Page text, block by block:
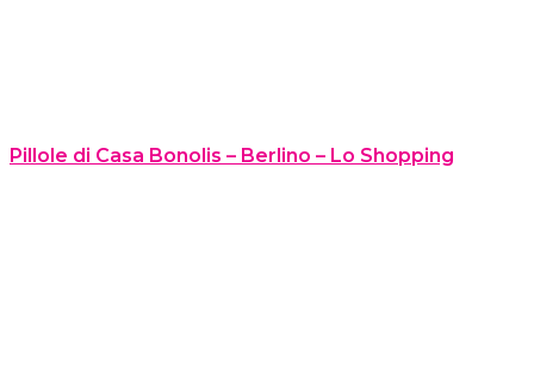
Pillole di Casa Bonolis – Berlino – Lo Shopping